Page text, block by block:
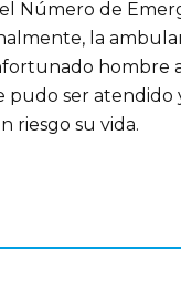
Número de
la
hombre
pudo ser atendido
riesgo su vida.